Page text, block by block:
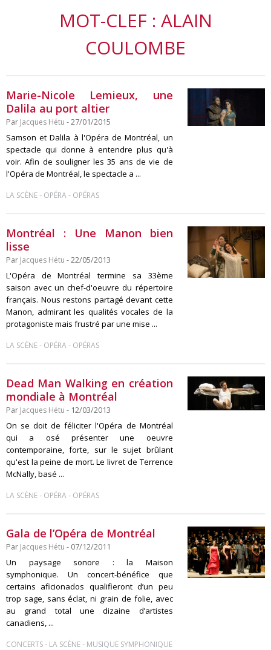
MOT-CLEF : ALAIN
COULOMBE
Marie-Nicole Lemieux, une
Dalila au port altier
Par Jacques Hétu - 27/01/2015
Samson et Dalila à l'Opéra de Montréal, un
spectacle qui donne à entendre plus qu'à
voir. Afin de souligner les 35 ans de vie de
l'Opéra de Montréal, le spectacle a ...
LA SCÈNE- OPÉRA- OPÉRAS
Montréal : Une Manon bien
lisse
Par Jacques Hétu - 22/05/2013
L'Opéra de Montréal termine sa 33ème
saison avec un chef-d'oeuvre du répertoire
français. Nous restons partagé devant cette
Manon, admirant les qualités vocales de la
protagoniste mais frustré par une mise ...
LA SCÈNE- OPÉRA- OPÉRAS
Dead Man Walking en création
mondiale à Montréal
Par Jacques Hétu - 12/03/2013
On se doit de féliciter l'Opéra de Montréal
qui a osé présenter une oeuvre
contemporaine, forte, sur le sujet brûlant
qu'est la peine de mort. Le livret de Terrence
McNally, basé ...
LA SCÈNE- OPÉRA- OPÉRAS
Gala de l’Opéra de Montréal
Par Jacques Hétu - 07/12/2011
Un paysage sonore : la Maison
symphonique. Un concert-bénéfice que
certains aficionados qualifieront d’un peu
trop sage, sans éclat, ni grain de folie, avec
au grand total une dizaine d’artistes
canadiens, ...
CONCERTS- LA SCÈNE- MUSIQUE SYMPHONIQUE